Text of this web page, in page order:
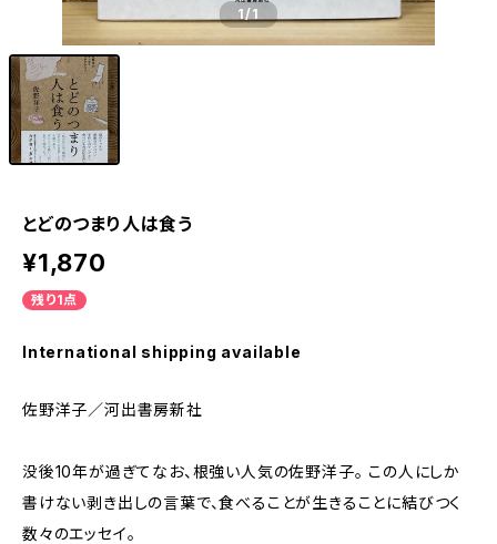
1/1
とどのつまり人は食う
¥1,870
残り1点
International shipping available
佐野洋子／河出書房新社
没後10年が過ぎてなお、根強い人気の佐野洋子。 この人にしか
書けない剥き出しの言葉で、食べることが生きることに結びつく
数々のエッセイ。